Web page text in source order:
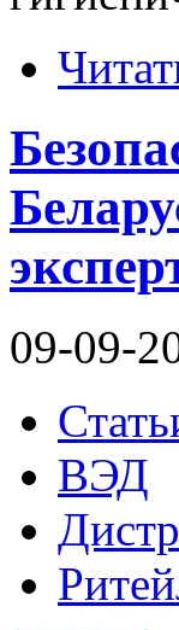
09-09-
ВЭД